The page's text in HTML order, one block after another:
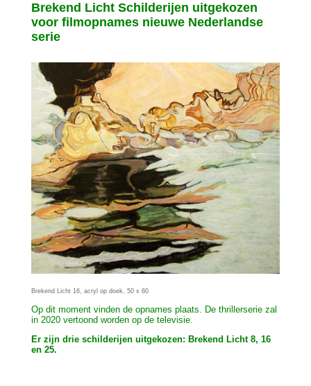
Brekend Licht Schilderijen uitgekozen
voor filmopnames nieuwe Nederlandse
serie
Brekend Licht 16, acryl op doek, 50 x 60
Op dit moment vinden de opnames plaats. De thrillerserie zal
in 2020 vertoond worden op de televisie.
Er zijn drie schilderijen uitgekozen: Brekend Licht 8, 16
en 25.